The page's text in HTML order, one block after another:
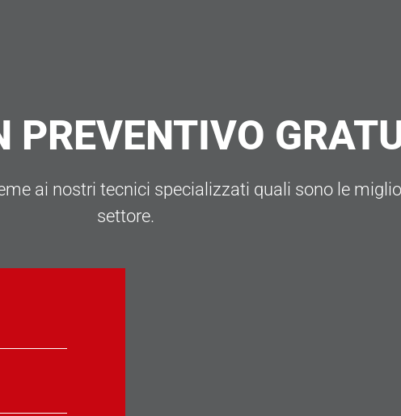
PREVENTIVO
ai nostri tecnici specializzati quali sono le
settore.